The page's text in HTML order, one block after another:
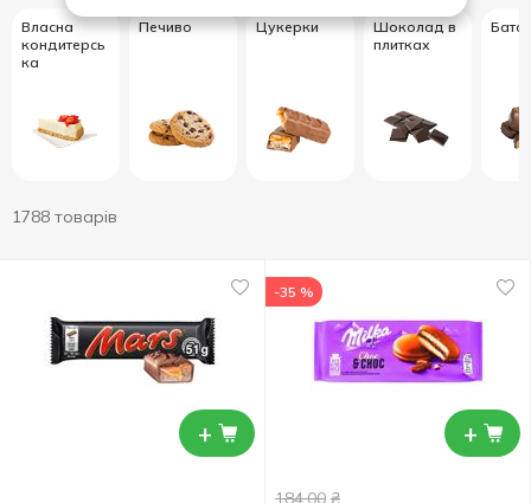
Власна
кондитерсь
ка
Печиво Цукерки
Шоколад в
плитках
1788 товарів
+ +
-35 %
184.00 ₴